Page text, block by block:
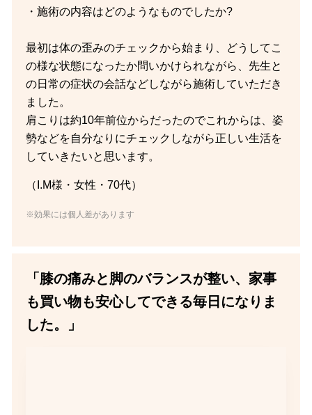
・施術の内容はどのようなものでしたか?
最初は体の歪みのチェックから始まり、どうしてこ
の様な状態になったか問いかけられながら、先生と
の日常の症状の会話などしながら施術していただき
ました。
肩こりは約10年前位からだったのでこれからは、姿
勢などを自分なりにチェックしながら正しい生活を
していきたいと思います。
（I.M様・女性・70代）
※効果には個人差があります
「膝の痛みと脚のバランスが整い、家事
も買い物も安心してできる毎日になりま
した。」